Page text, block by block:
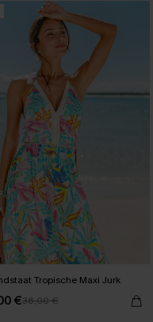
Tropische Maxi Jurk
€36,00 €